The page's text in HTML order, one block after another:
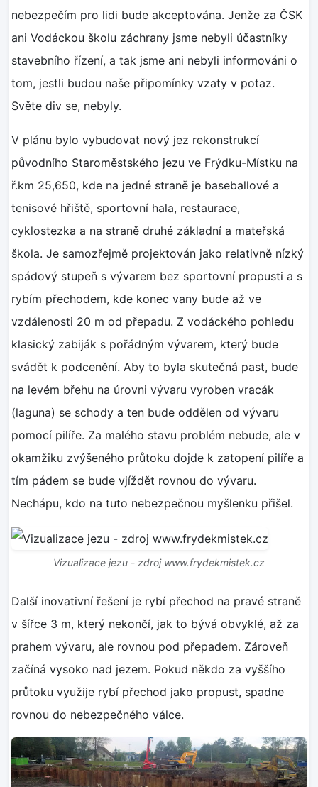
nebezpečím pro lidi bude akceptována. Jenže za ČSK
ani Vodáckou školu záchrany jsme nebyli účastníky
stavebního řízení, a tak jsme ani nebyli informováni o
tom, jestli budou naše připomínky vzaty v potaz.
Světe div se, nebyly.
V plánu bylo vybudovat nový jez rekonstrukcí
původního Staroměstského jezu ve Frýdku-Místku na
ř.km 25,650, kde na jedné straně je baseballové a
tenisové hřiště, sportovní hala, restaurace,
cyklostezka a na straně druhé základní a mateřská
škola. Je samozřejmě projektován jako relativně nízký
spádový stupeň s vývarem bez sportovní propusti a s
rybím přechodem, kde konec vany bude až ve
vzdálenosti 20 m od přepadu. Z vodáckého pohledu
klasický zabiják s pořádným vývarem, který bude
svádět k podcenění. Aby to byla skutečná past, bude
na levém břehu na úrovni vývaru vyroben vracák
(laguna) se schody a ten bude oddělen od vývaru
pomocí pilíře. Za malého stavu problém nebude, ale v
okamžiku zvýšeného průtoku dojde k zatopení pilíře a
tím pádem se bude vjíždět rovnou do vývaru.
Nechápu, kdo na tuto nebezpečnou myšlenku přišel.
Vizualizace jezu - zdroj www.frydekmistek.cz
Další inovativní řešení je rybí přechod na pravé straně
v šířce 3 m, který nekončí, jak to bývá obvyklé, až za
prahem vývaru, ale rovnou pod přepadem. Zároveň
začíná vysoko nad jezem. Pokud někdo za vyššího
průtoku využije rybí přechod jako propust, spadne
rovnou do nebezpečného válce.